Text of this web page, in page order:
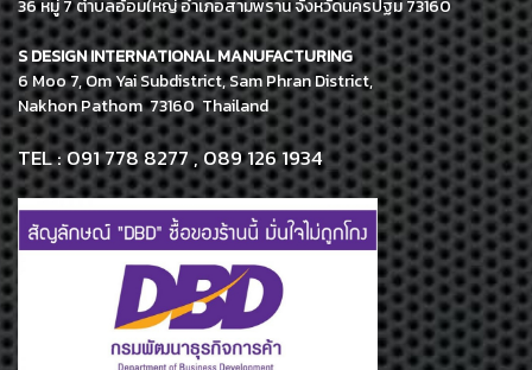
36 หมู่ 7 ตำบลอ้อมใหญ่ อำเภอสามพราน จังหวัดนครปฐม 73160
S DESIGN INTERNATIONAL MANUFACTURING
6 Moo 7, Om Yai Subdistrict, Sam Phran District,
Nakhon Pathom 73160 Thailand
TEL : 091 778 8277 , 089 126 1934